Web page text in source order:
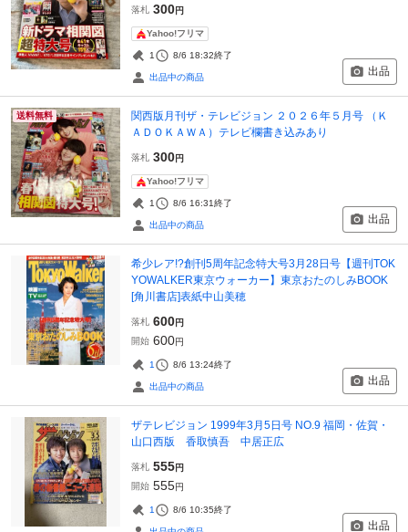
落札 300円
Yahoo!フリマ
1 8/6 18:32終了
出品中の商品 出品
送料無料
関西版月刊ザ・テレビジョン ２０２６年５月号 （Ｋ
ＡＤＯＫＡＷＡ）テレビ欄書き込みあり
落札 300円
Yahoo!フリマ
1 8/6 16:31終了
出品中の商品 出品
希少レア!?創刊5周年記念特大号3月28日号【週刊TOK
YOWALKER東京ウォーカー】東京おたのしみBOOK
[角川書店]表紙中山美穂
落札 600円
開始 600円
1 8/6 13:24終了
出品中の商品 出品
ザテレビジョン 1999年3月5日号 NO.9 福岡・佐賀・
山口西版 香取慎吾 中居正広
落札 555円
開始 555円
1 8/6 10:35終了
出品